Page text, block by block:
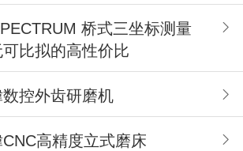
桥式三坐标测量
比拟的高性价比
控外齿研磨机
高精度立式磨床